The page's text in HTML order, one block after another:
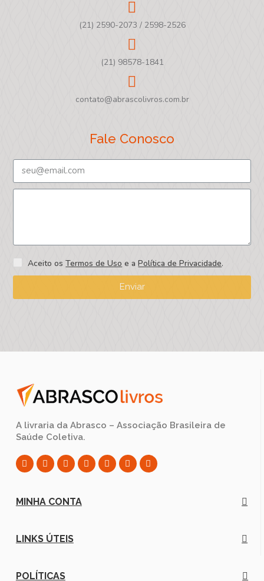
(21) 2590-2073 / 2598-2526
(21) 98578-1841
contato@abrascolivros.com.br
Fale Conosco
Aceito osTermos de Uso e aPolítica de Privacidade.
Enviar
A livraria da Abrasco – Associação Brasileira de
Saúde Coletiva.
MINHA CONTA
LINKS ÚTEIS
POLÍTICAS